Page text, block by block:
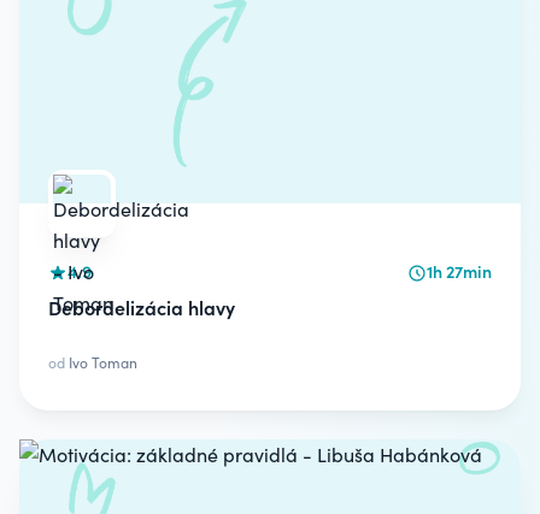
4.9 1h 27min
Debordelizácia hlavy
od Ivo Toman